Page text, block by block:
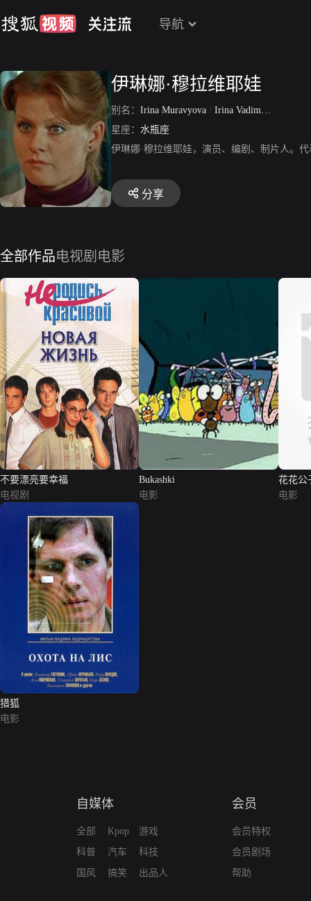
导航
伊琳娜·穆拉维耶娃
别名： Irina Muravyova / Irina Vadimovna Muravyova
星座： 水瓶座
伊琳娜·穆拉维耶娃，演员、编剧、制片人。
分享
全部作品电视剧 电影
不要漂亮要幸福
电视剧
Bukashki
电影
花花公
电影
猎狐
电影
自媒体
全部
科普
国风
Kpop
汽车
搞笑
游戏
科技
出品人
会员
会员特权
会员剧场
帮助